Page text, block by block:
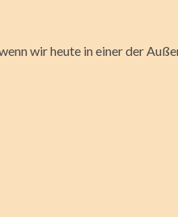
wir heute in einer der